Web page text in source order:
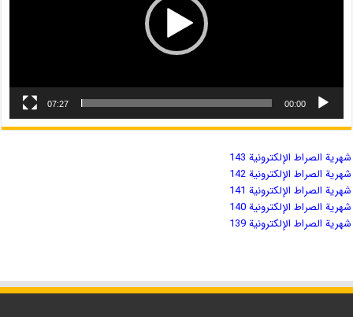
00:00
07:27
شهریة الصراط الإلكترونية 143
شهریة الصراط الإلكترونية 142
شهریة الصراط الإلكترونية 141
شهریة الصراط الإلكترونية 140
شهریة الصراط الإلكترونية 139